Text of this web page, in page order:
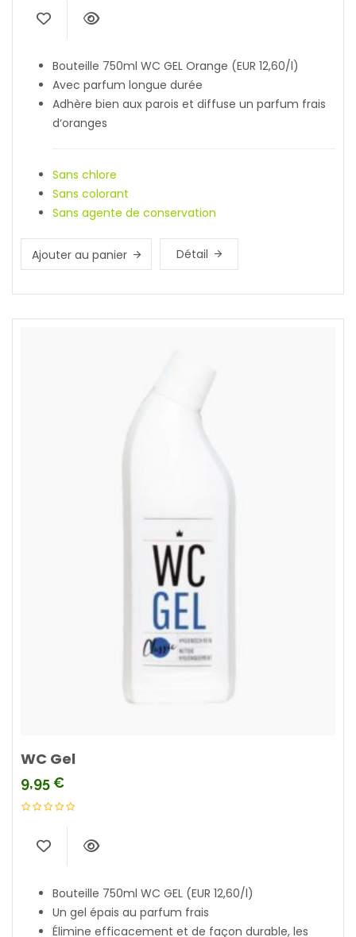
Bouteille 750ml WC GEL Orange (EUR 12,60/l)
Avec parfum longue durée
Adhère bien aux parois et diffuse un parfum frais
d‘oranges
Sans chlore
Sans colorant
Sans agente de conservation
Ajouter au panier Détail
WC Gel
9,95€
Bouteille 750ml WC GEL (EUR 12,60/l)
Un gel épais au parfum frais
Élimine efficacement et de façon durable, les